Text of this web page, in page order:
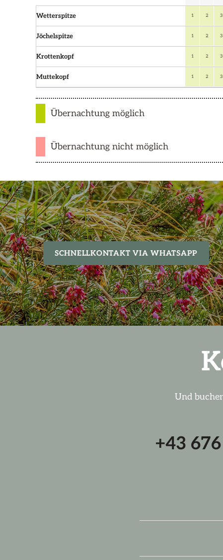
Wetterspitze 1 2 3
Jöchelspitze 1 2 3
Krottenkopf 1 2 3
Muttekopf 1 2 3
Übernachtung möglich
Übernachtung nicht möglich
SCHNELLKONTAKT VIA WHATSAPP
Und
+43